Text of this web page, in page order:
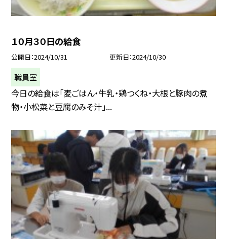
１０月３０日の給食
公開日 2024/10/31 更新日 2024/10/30
職員室
今日の給食は「麦ごはん・牛乳・鶏つくね・大根と豚肉の煮
物・小松菜と豆腐のみそ汁」...